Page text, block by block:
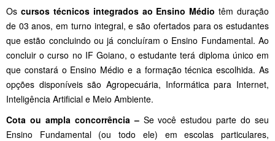
Os cursos técnicos integrados ao Ensino Médiotêm duração
de 03 anos, em turno integral, e são ofertados para os estudantes
que estão concluindo ou já concluíram o Ensino Fundamental. Ao
concluir o curso no IF Goiano, o estudante terá diploma único em
que constará o Ensino Médio e a formação técnica escolhida. As
opções disponíveis são Agropecuária, Informática para Internet,
Inteligência Artificial e Meio Ambiente.
Cota ou ampla concorrência –Se você estudou parte do seu
Ensino Fundamental (ou todo ele) em escolas particulares,